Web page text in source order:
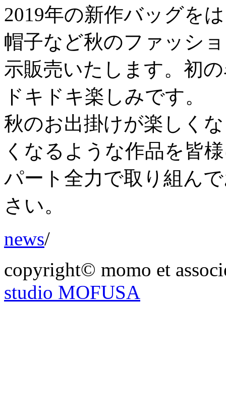
2019年の新作バッグを
帽子など秋のファッシ
示販売いたします。初
ドキドキ楽しみです。
秋のお出掛けが楽しく
くなるような作品を皆
パート全力で取り組ん
さい。
news/
copyright© momo et
studio MOFUSA